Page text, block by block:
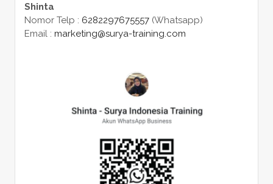
Shinta
Nomor Telp : 6282297675557(Whatsapp)
Email : marketing@surya-training.com